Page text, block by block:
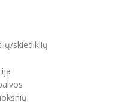
skiediklių